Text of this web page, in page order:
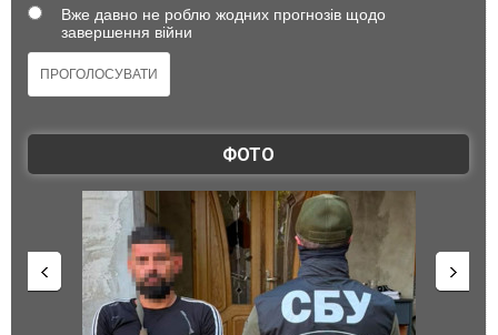
Вже давно не роблю жодних прогнозів щодо
завершення війни
ФОТО